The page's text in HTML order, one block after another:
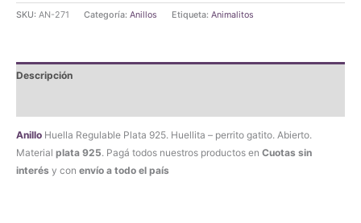
Regulable
cantidad
SKU: AN-271 Categoría: Anillos Etiqueta: Animalitos
Descripción
Anillo Huella Regulable Plata 925. Huellita – perrito gatito. Abierto.
Material plata 925. Pagá todos nuestros productos en Cuotas sin
interés y con envío a todo el país